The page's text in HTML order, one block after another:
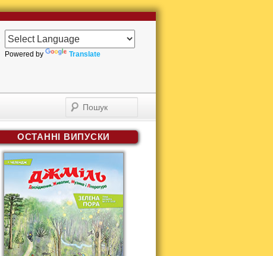
Powered by Translate
ОСТАННІ ВИПУСКИ